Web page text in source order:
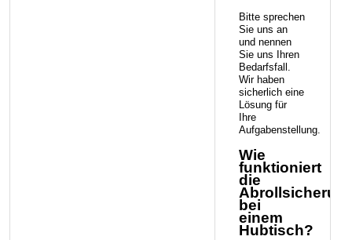
Bitte sprechen
Sie uns an
und nennen
Sie uns Ihren
Bedarfsfall.
Wir haben
sicherlich eine
Lösung für
Ihre
Aufgabenstellung.
Wie
funktioniert
die
bei
einem
Hubtisch?